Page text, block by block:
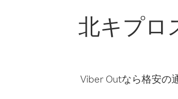
北キプロ
Viber Outなら格安の